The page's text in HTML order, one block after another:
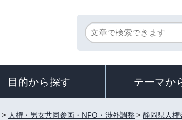
目的から探す テーマか
> 人権・男女共同参画・NPO・渉外調整 > 静岡県人権